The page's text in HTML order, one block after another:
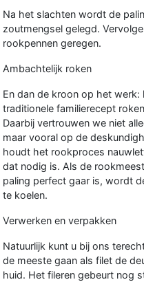
Na het slachten wordt de
zoutmengsel gelegd.
rookpennen geregen.
Ambachtelijk roken
En dan de kroon op het
traditionele familierecept
Daarbij vertrouwen we niet
maar vooral op de
houdt het rookproces
dat nodig is. Als de
paling perfect gaar is, wordt
te koelen.
Verwerken en verpakken
Natuurlijk kunt u bij ons
de meeste gaan als filet de
huid. Het fileren gebeurt nog